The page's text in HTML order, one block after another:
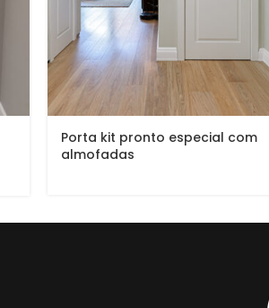
Porta kit pronto especial com
almofadas